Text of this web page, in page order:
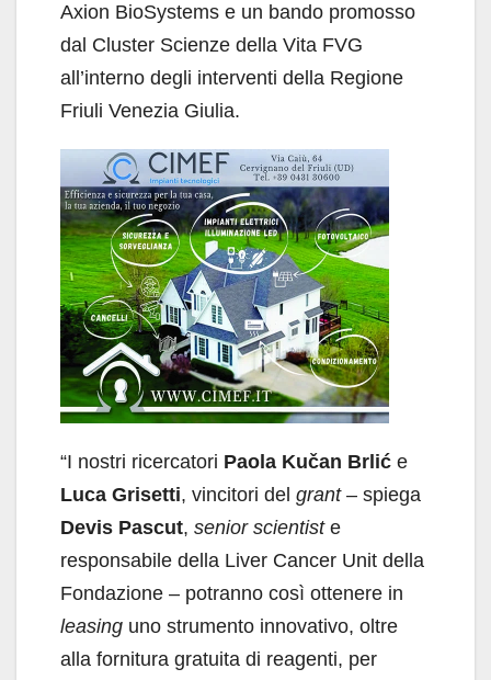
Axion BioSystems e un bando promosso
dal Cluster Scienze della Vita FVG
all’interno degli interventi della Regione
Friuli Venezia Giulia.
“I nostri ricercatori Paola Kučan Brlić e
Luca Grisetti, vincitori del grant– spiega
Devis Pascut, senior scientiste
responsabile della Liver Cancer Unit della
Fondazione – potranno così ottenere in
leasing uno strumento innovativo, oltre
alla fornitura gratuita di reagenti, per